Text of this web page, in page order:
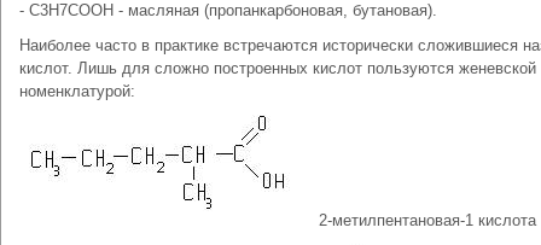
- С3Н7СООН - масляная (пропанкарбоновая, бутановая).
Наиболее часто в практике встречаются исторически сложившиеся
кислот. Лишь для сложно построенных кислот пользуются женевской
номенклатурой:
2-метилпентановая-1 кислота